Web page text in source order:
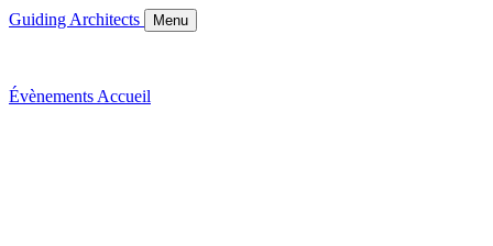
Guiding Architects Menu
Évènements Accueil